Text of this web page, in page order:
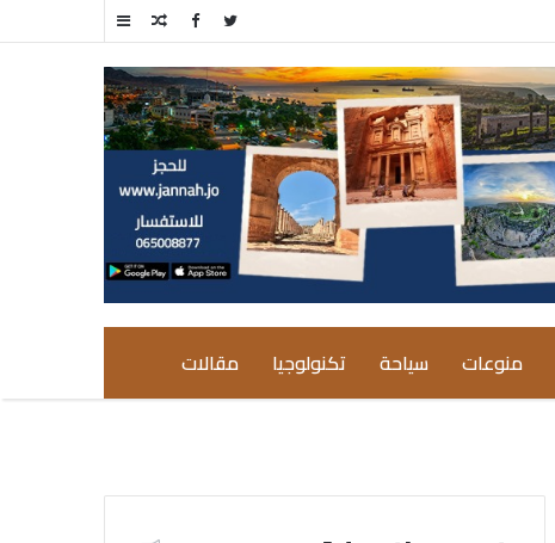
إضافة
جانبي
مقال
منوعات سياحة تكنولوجيا مقالات